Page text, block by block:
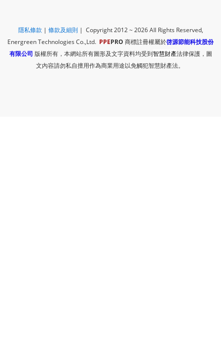
隱私條款 | 條款及細則| Copyright 2012 ~ 2026 All Rights Reserved,
Energreen Technologies Co.,Ltd. PPEPRO 商標註冊權屬於啓源節能科技股份
有限公司 版權所有，本網站所有圖形及文字資料均受到智慧財產法律保護，圖
文內容請勿私自擅用作為商業用途以免觸犯智慧財產法。